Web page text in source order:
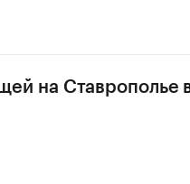
на Ставрополье